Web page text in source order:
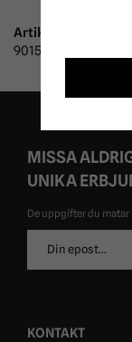
Artikelnummer:
901515
MISSA
UNIKA
De uppgifter du
postadress
KONTAKT